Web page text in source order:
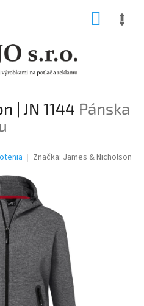
| JN 1144 Pánska
Značka: James & Nicholson